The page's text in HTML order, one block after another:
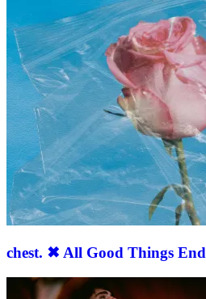
chest. ✖︎ All Good Things End